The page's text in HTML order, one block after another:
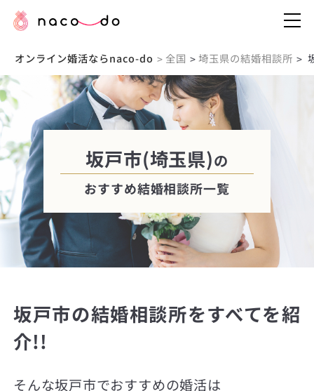
オンライン婚活ならnaco-do > 全国 > 埼玉県の結婚相談所 >
坂戸市(埼玉県)の
おすすめ結婚相談所一覧
坂戸市の結婚相談所をすべてを紹
介!!
そんな坂戸市でおすすめの婚活は